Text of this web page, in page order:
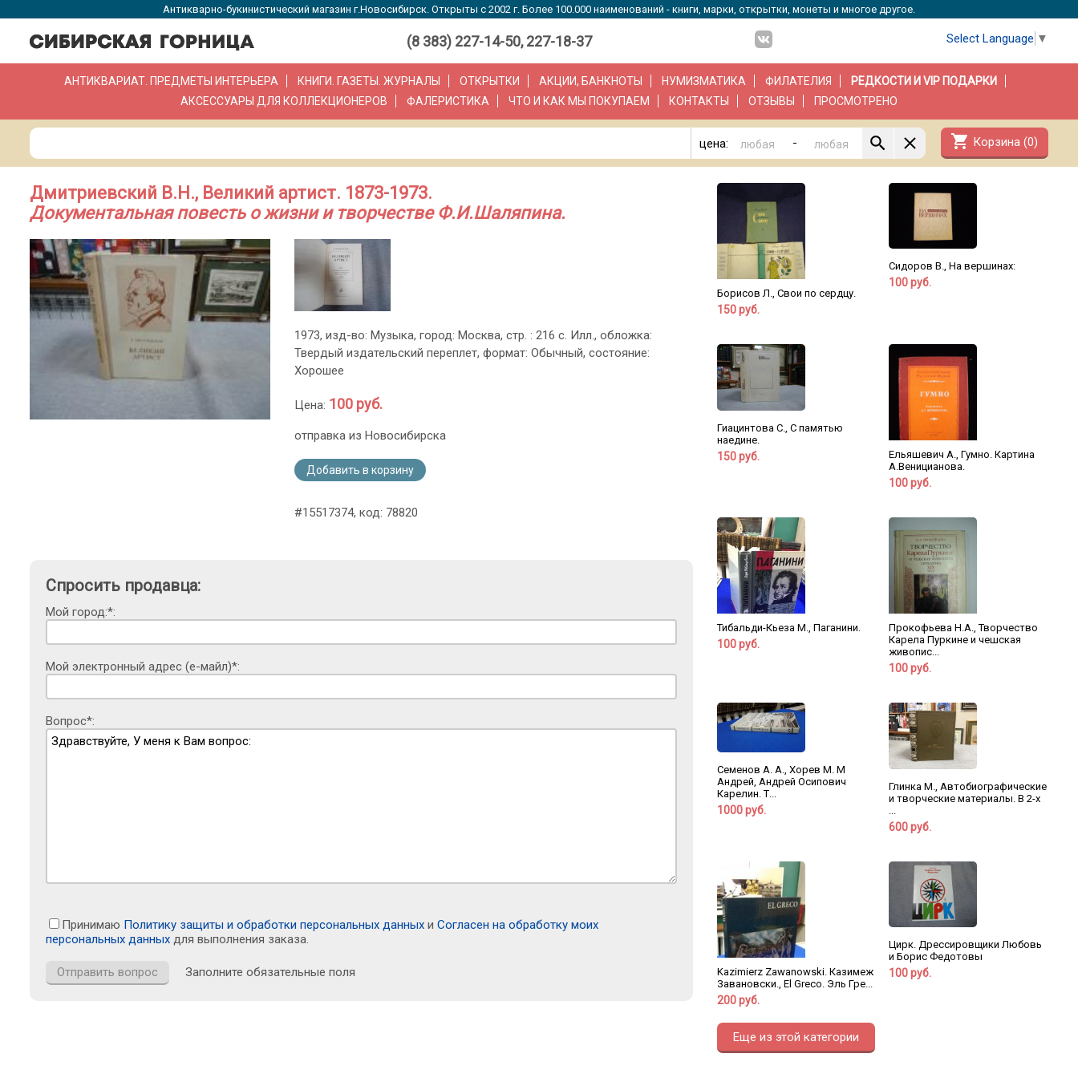
Антикварно-букинистический магазин г.Новосибирск. Открыты с 2002 г. Более 100.000 наименований - книги, марки, открытки, монеты и многое другое.
(8 383) 227-14-50, 227-18-37 Select Language ▼
АНТИКВАРИАТ. ПРЕДМЕТЫ ИНТЕРЬЕРА КНИГИ. ГАЗЕТЫ. ЖУРНАЛЫ ОТКРЫТКИ АКЦИИ, БАНКНОТЫ НУМИЗМАТИКА ФИЛАТЕЛИЯ
РЕДКОСТИ И VIP ПОДАРКИ
АКСЕССУАРЫ ДЛЯ КОЛЛЕКЦИОНЕРОВ
ФАЛЕРИСТИКА ЧТО И КАК МЫ ПОКУПАЕМ КОНТАКТЫ ОТЗЫВЫ ПРОСМОТРЕНО
цена: - shopping_cart Корзина (0)
Дмитриевский В.Н., Великий артист. 1873-1973.
Документальная повесть о жизни и творчестве Ф.И.Шаляпина.
1973, изд-во: Музыка, город: Москва, стр. : 216 с. Илл., обложка:
Твердый издательский переплет, формат: Обычный, состояние:
Хорошее
Цена: 100 руб.
отправка из Новосибирска
Добавить в корзину
#15517374, код: 78820
Спросить продавца:
Мой город:*:
Мой электронный адрес (е-майл)*:
Вопрос*:
Принимаю Политику защиты и обработки персональных данных и Согласен на обработку моих
персональных данных для выполнения заказа.
Заполните обязательные поля
Борисов Л., Свои по сердцу.
150 руб.
Сидоров В., На вершинах:
100 руб.
Гиацинтова С., С памятью
наедине.
150 руб.
Ельяшевич А., Гумно. Картина
А.Веницианова.
100 руб.
Тибальди-Кьеза М., Паганини.
100 руб.
Прокофьева Н.А., Творчество
Карела Пуркине и чешская
живопис...
100 руб.
Семенов А. А., Хорев М. М
Андрей, Андрей Осипович
Карелин. Т...
1000 руб.
Глинка М., Автобиографические
и творческие материалы. В 2-х
600 руб.
Kazimierz Zawanowski. Казимеж
Завановски., El Greco. Эль Гре...
200 руб.
Цирк. Дрессировщики Любовь
и Борис Федотовы
100 руб.
Еще из этой категории